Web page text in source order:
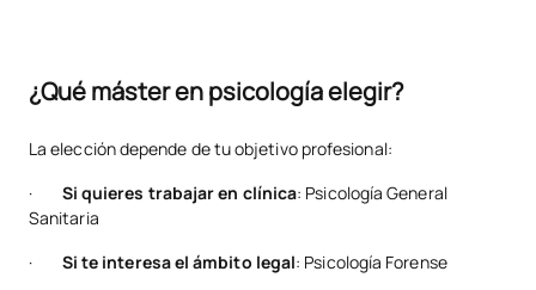
¿Qué máster en psicología elegir?
La elección depende de tu objetivo profesional:
· Si quieres trabajar en clínica: Psicología General
Sanitaria
· Si te interesa el ámbito legal: Psicología Forense